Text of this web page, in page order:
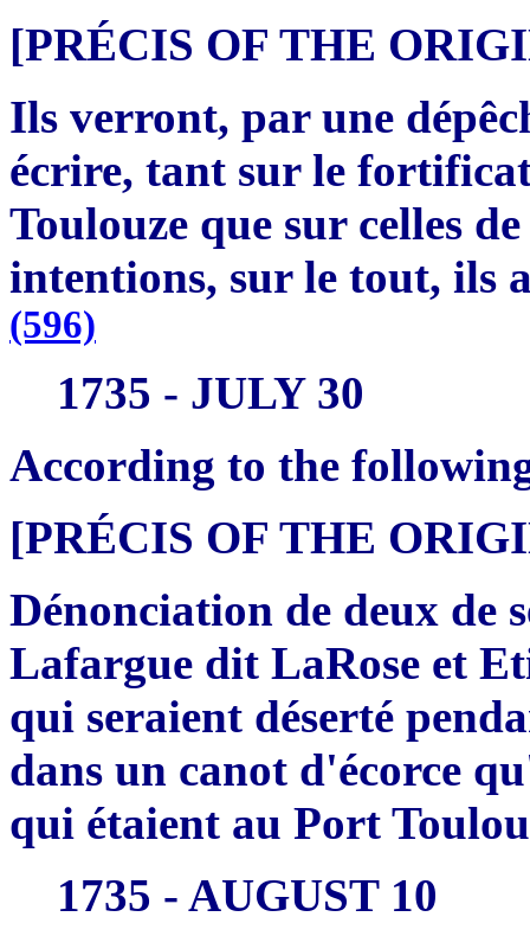
[PRÉCIS OF THE
Ils verront, par une
écrire, tant sur le
Toulouze que sur celles
intentions, sur le tout, ils
(596)
1735 - JULY 30
According to the
[PRÉCIS OF THE
Dénonciation de deux de
Lafargue dit LaRose et
qui seraient déserté
dans un canot d'écorce
qui étaient au Port
1735 - AUGUST 10